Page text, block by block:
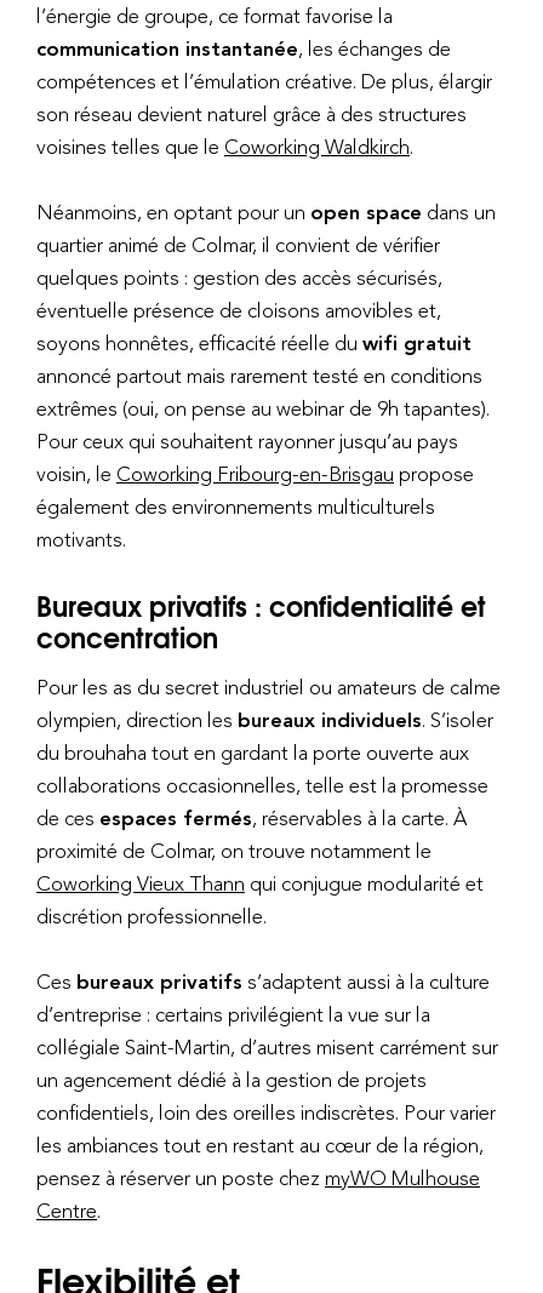
l’énergie de groupe, ce format favorise la
communication instantanée, les échanges de
compétences et l’émulation créative. De plus, élargir
son réseau devient naturel grâce à des structures
voisines telles que le Coworking Waldkirch.
Néanmoins, en optant pour un open space dans un
quartier animé de Colmar, il convient de vérifier
quelques points : gestion des accès sécurisés,
éventuelle présence de cloisons amovibles et,
soyons honnêtes, efficacité réelle du wifi gratuit
annoncé partout mais rarement testé en conditions
extrêmes (oui, on pense au webinar de 9h tapantes).
Pour ceux qui souhaitent rayonner jusqu’au pays
voisin, le Coworking Fribourg-en-Brisgau propose
également des environnements multiculturels
motivants.
Bureaux privatifs : confidentialité et
concentration
Pour les as du secret industriel ou amateurs de calme
olympien, direction les bureaux individuels. S’isoler
du brouhaha tout en gardant la porte ouverte aux
collaborations occasionnelles, telle est la promesse
de ces espaces fermés, réservables à la carte. À
proximité de Colmar, on trouve notamment le
Coworking Vieux Thann qui conjugue modularité et
discrétion professionnelle.
Ces bureaux privatifs s’adaptent aussi à la culture
d’entreprise : certains privilégient la vue sur la
collégiale Saint-Martin, d’autres misent carrément sur
un agencement dédié à la gestion de projets
confidentiels, loin des oreilles indiscrètes. Pour varier
les ambiances tout en restant au cœur de la région,
pensez à réserver un poste chez myWO Mulhouse
Centre.
Flexibilité et